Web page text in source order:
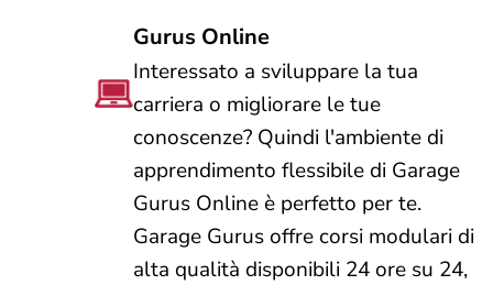
Gurus Online
Interessato a sviluppare la tua
carriera o migliorare le tue
conoscenze? Quindi l'ambiente di
apprendimento flessibile di Garage
Gurus Online è perfetto per te.
Garage Gurus offre corsi modulari di
alta qualità disponibili 24 ore su 24,